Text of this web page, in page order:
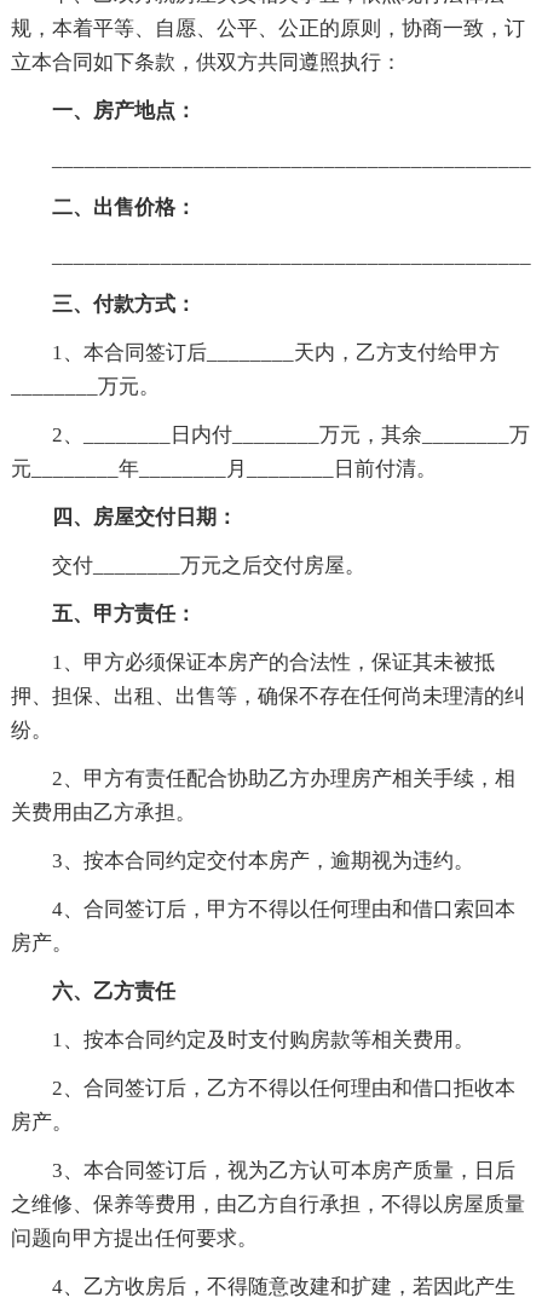
规，本着平等、自愿、公平、公正的原则，协商一致，订
立本合同如下条款，供双方共同遵照执行：
一、房产地点：
二、出售价格：
三、付款方式：
1、本合同签订后________天内，乙方支付给甲方
________万元。
2、________日内付________万元，其余________万
元________年________月________日前付清。
四、房屋交付日期：
交付________万元之后交付房屋。
五、甲方责任：
1、甲方必须保证本房产的合法性，保证其未被抵
押、担保、出租、出售等，确保不存在任何尚未理清的纠
纷。
2、甲方有责任配合协助乙方办理房产相关手续，相
关费用由乙方承担。
3、按本合同约定交付本房产，逾期视为违约。
4、合同签订后，甲方不得以任何理由和借口索回本
房产。
六、乙方责任
1、按本合同约定及时支付购房款等相关费用。
2、合同签订后，乙方不得以任何理由和借口拒收本
房产。
3、本合同签订后，视为乙方认可本房产质量，日后
之维修、保养等费用，由乙方自行承担，不得以房屋质量
问题向甲方提出任何要求。
4、乙方收房后，不得随意改建和扩建，若因此产生